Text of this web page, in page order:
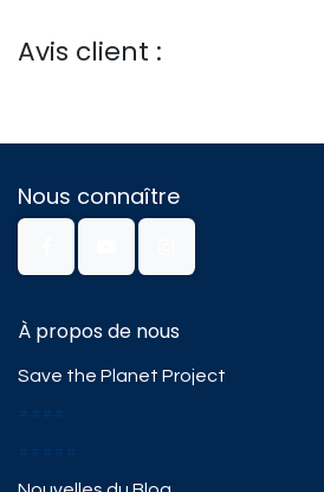
Avis client :
Nous connaître
À propos de nous
Save the Planet Project
####
#####